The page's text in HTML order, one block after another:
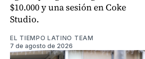
$10.000 y una sesión en Coke
Studio.
EL TIEMPO LATINO TEAM
7 de agosto de 2026